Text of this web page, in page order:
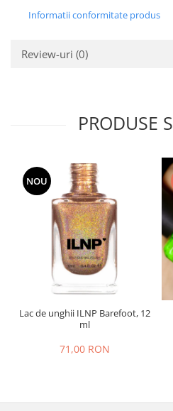
Informatii conformitate produs
Review-uri (0)
PRODUSE
NOU
Lac de unghii ILNP Barefoot, 12
ml
71,00 RON